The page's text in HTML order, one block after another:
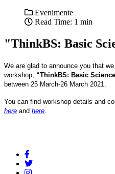
Evenimente
Read Time: 1 min
"ThinkBS: Basic
We are glad to announce you that
workshop, “ThinkBS: Basic
between 25 March-26 March 2021.
You can find workshop details and
here and here